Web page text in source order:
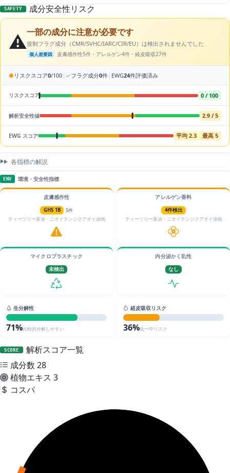
SAFETY 成分安全性リスク
⚠️一部の成分に注意が必要です
規制フラグ成分（CMR/SVHC/IARC/CIR/EU）は検出されませんでした
個人差要因 皮膚感作性5件・アレルゲン4件・経皮吸収27件
● リスクスコア0/100 | ✓フラグ成分0件 | EWG24件評価済み
リスクスコア 0 / 100
解析安全性値 2.9 / 5
EWG スコア 平均 2.3 最高 5
各指標の解説
ENV 環境・安全性指標
皮膚感作性
GHS 1B
5件
ティーツリー葉油・ニオイテンジクアオイ油他
アレルゲン香料
4件検出
ティーツリー葉油・ニオイテンジクアオイ油他
マイクロプラスチック
未検出
内分泌かく乱性
なし
生分解性
71%比較的分解しやすい
経皮吸収リスク
36%低〜中リスク
SCORE
解析スコア一覧
成分数 28
植物エキス 3
コスパ